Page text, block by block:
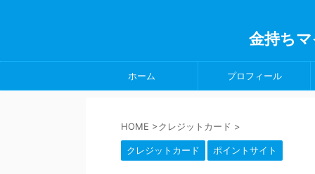
金持ち
ホーム プロフィール
HOME >クレジットカード >
クレジットカード ポイントサイト